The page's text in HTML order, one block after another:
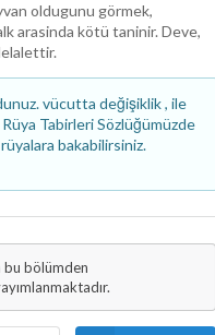
oldugunu görmek,
arasinda kötü taninir. Deve,
vücutta değişiklik , ile
Rüya Tabirleri Sözlüğümüzde
bakabilirsiniz.
bu bölümden